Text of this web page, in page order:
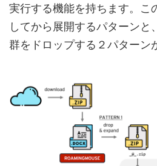
実行する機能を持ちます。こ
してから展開するパターンと
群をドロップする２パターン